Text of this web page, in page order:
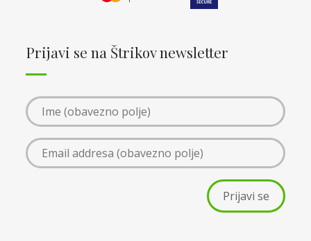
Prijavi se na Štrikov newsletter